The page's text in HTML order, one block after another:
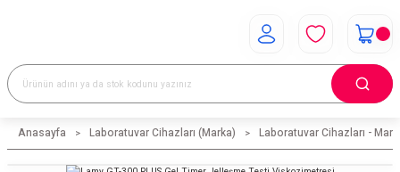
Anasayfa Laboratuvar Cihazları (Marka) Laboratuvar Cihazları -